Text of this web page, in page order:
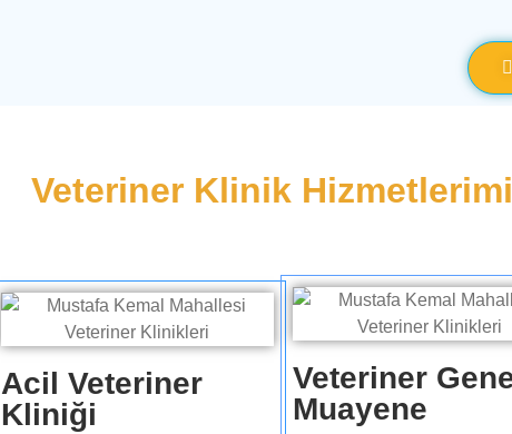
Veteriner Klinik
Acil Veteriner
Kliniği ​
Veteriner
Muayene